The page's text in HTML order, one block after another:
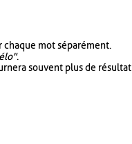
mot séparément.
.
souvent plus de résultat